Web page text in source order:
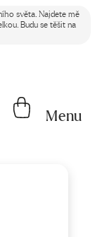
světa. Najdete mě
Budu se těšit na
Menu